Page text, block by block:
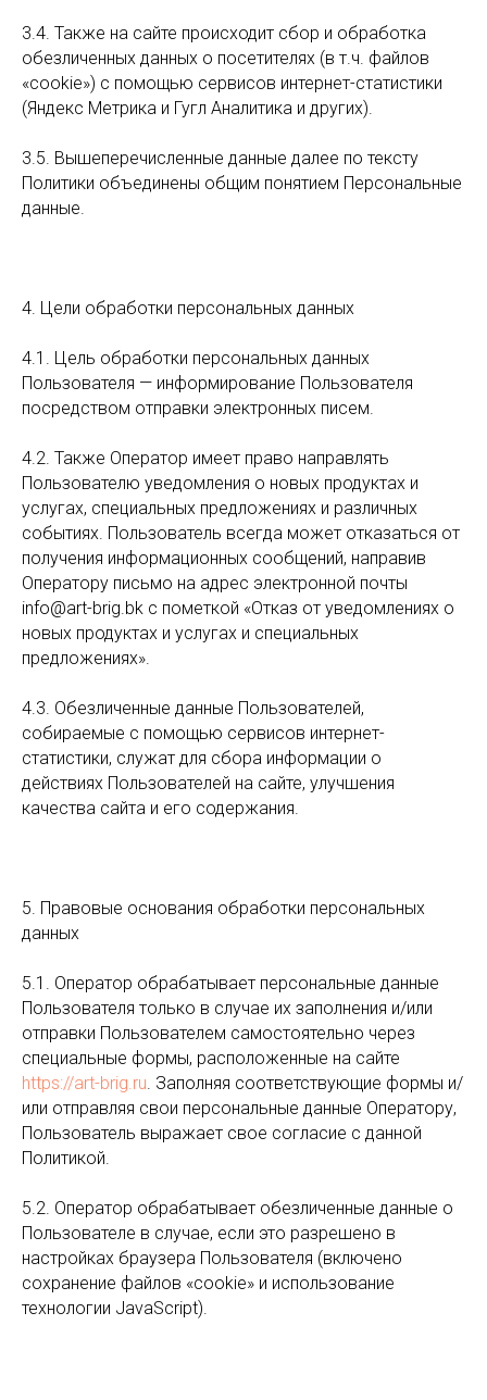
3.4. Также на сайте происходит сбор и обработка
обезличенных данных о посетителях (в т.ч. файлов
«cookie») с помощью сервисов интернет-статистики
(Яндекс Метрика и Гугл Аналитика и других).
3.5. Вышеперечисленные данные далее по тексту
Политики объединены общим понятием Персональные
данные.
4. Цели обработки персональных данных
4.1. Цель обработки персональных данных
Пользователя — информирование Пользователя
посредством отправки электронных писем.
4.2. Также Оператор имеет право направлять
Пользователю уведомления о новых продуктах и
услугах, специальных предложениях и различных
событиях. Пользователь всегда может отказаться от
получения информационных сообщений, направив
Оператору письмо на адрес электронной почты
info@art-brig.bk с пометкой «Отказ от уведомлениях о
новых продуктах и услугах и специальных
предложениях».
4.3. Обезличенные данные Пользователей,
собираемые с помощью сервисов интернет-
статистики, служат для сбора информации о
действиях Пользователей на сайте, улучшения
качества сайта и его содержания.
5. Правовые основания обработки персональных
данных
5.1. Оператор обрабатывает персональные данные
Пользователя только в случае их заполнения и/или
отправки Пользователем самостоятельно через
специальные формы, расположенные на сайте
https://art-brig.ru. Заполняя соответствующие формы и/
или отправляя свои персональные данные Оператору,
Пользователь выражает свое согласие с данной
Политикой.
5.2. Оператор обрабатывает обезличенные данные о
Пользователе в случае, если это разрешено в
настройках браузера Пользователя (включено
сохранение файлов «cookie» и использование
технологии JavaScript).